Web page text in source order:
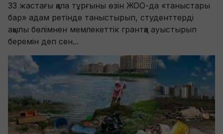
33 жастағы қала тұрғыны өзін ЖОО-да «таныстары
бар» адам ретінде таныстырып, студенттерді
ақылы бөлімнен мемлекеттік грантқа ауыстырып
беремін деп сен...